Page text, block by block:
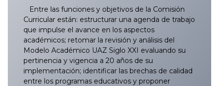
Entre las funciones y objetivos de la Comisión
Curricular están: estructurar una agenda de trabajo
que impulse el avance en los aspectos
académicos; retomar la revisión y análisis del
Modelo Académico UAZ Siglo XXI evaluando su
pertinencia y vigencia a 20 años de su
implementación; identificar las brechas de calidad
entre los programas educativos y proponer